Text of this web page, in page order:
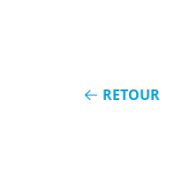
RETOUR